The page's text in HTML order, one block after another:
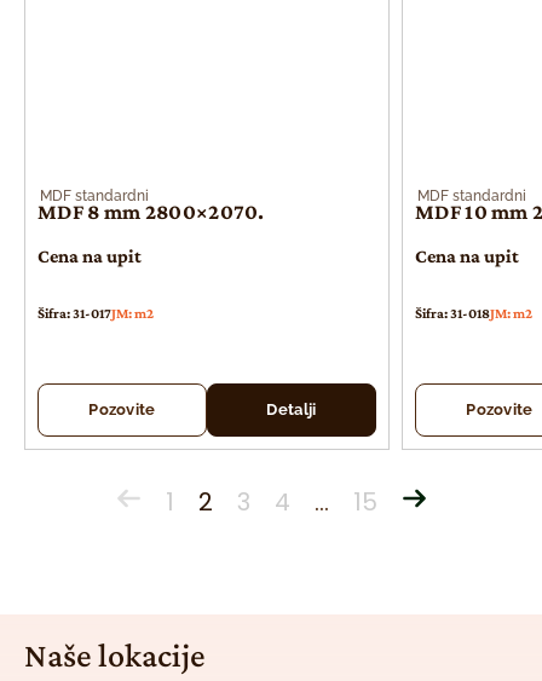
MDF standardni
MDF 8 mm 2800×2070.
Cena na upit
Šifra: 31-017JM: m2
Pozovite Detalji
MDF standardni
MDF 10 mm
Cena na upit
Šifra: 31-018JM: m2
Pozovite
1 2 3 4 … 15
Naše lokacije